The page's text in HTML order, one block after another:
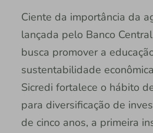
Ciente da importância da
lançada pelo Banco
busca promover a
sustentabilidade
Sicredi fortalece o hábito
para diversificação de
de cinco anos, a primeira